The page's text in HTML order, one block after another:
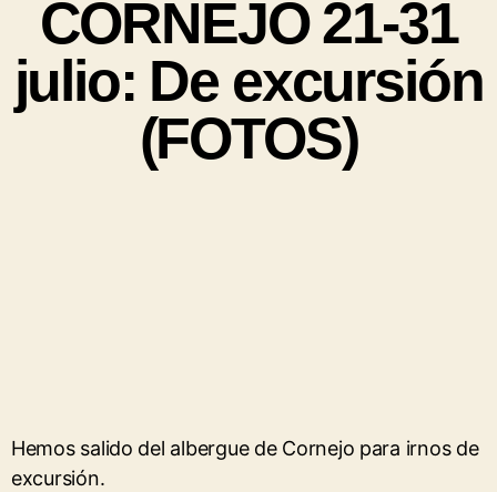
CORNEJO 21-31
julio: De excursión
(FOTOS)
Hemos salido del albergue de Cornejo para irnos de
excursión.